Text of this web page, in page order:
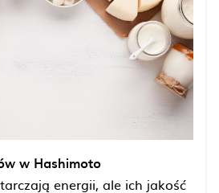
w Hashimoto
energii, ale ich jakość